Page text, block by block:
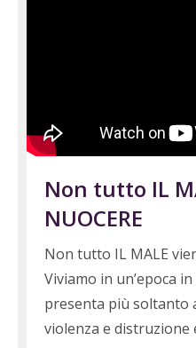
Non tutto IL
NUOCERE
Non tutto IL MALE
Viviamo in un’epoca
presenta più soltanto
violenza e distruzione